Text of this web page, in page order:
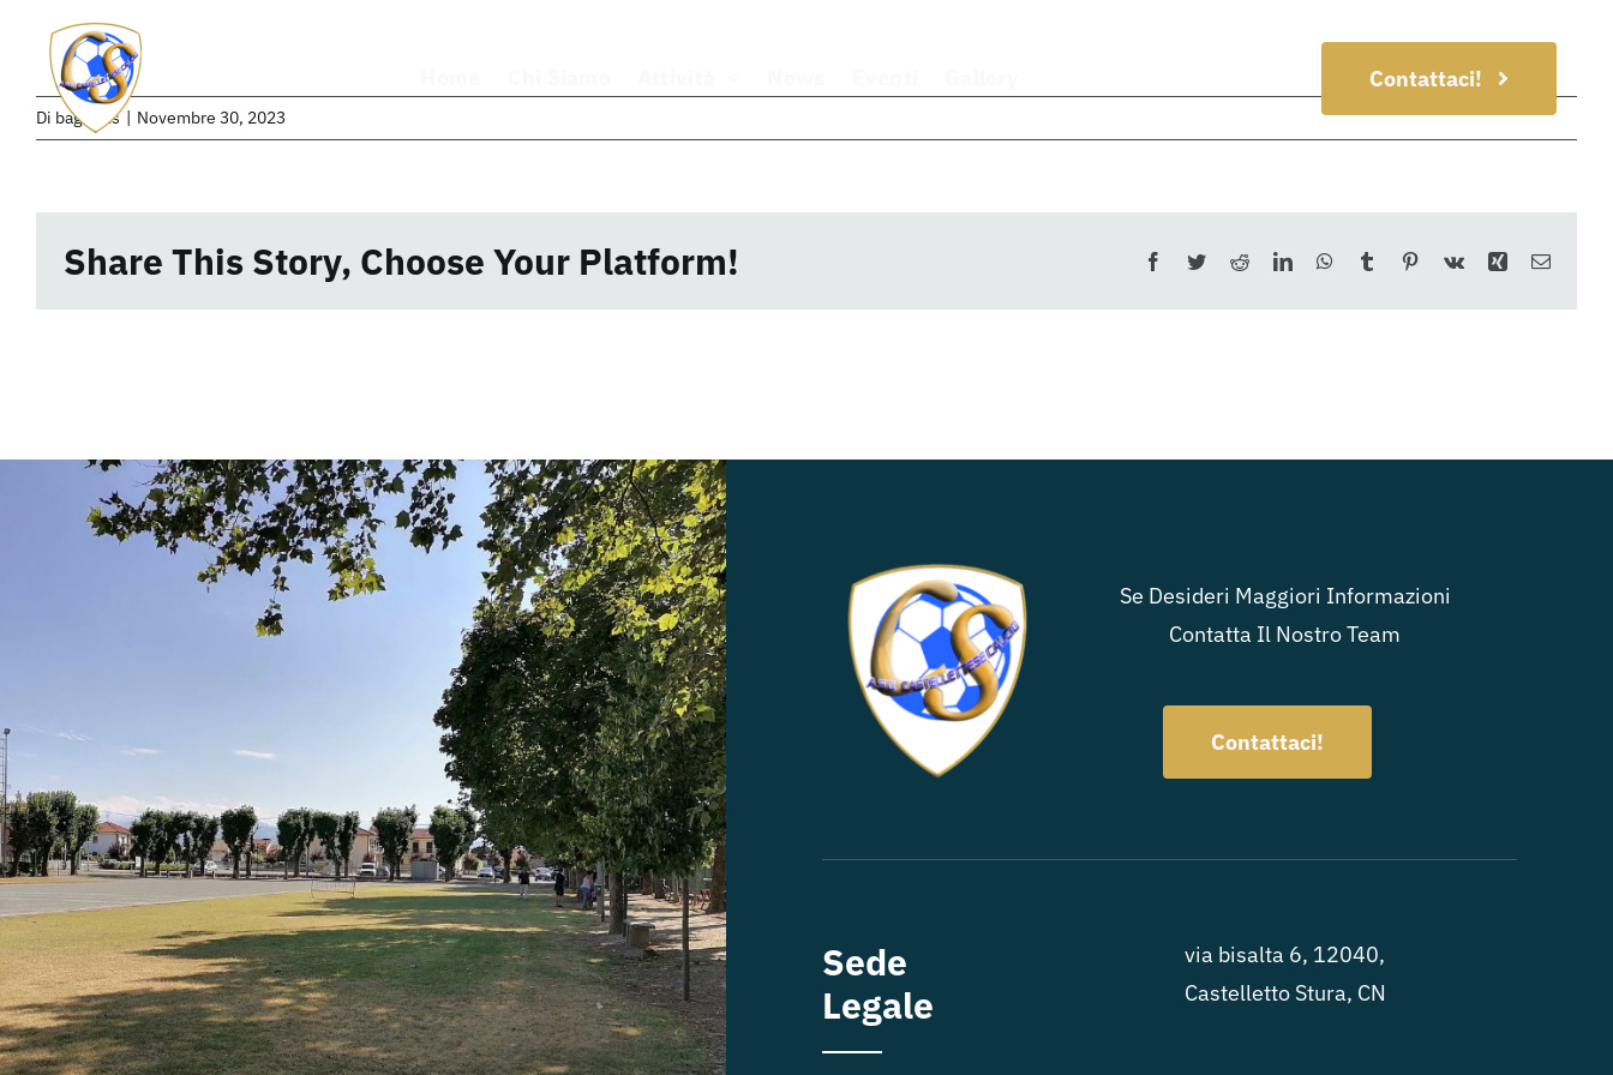
contenuto
Contattaci!
Di bagubits | Novembre 30, 2023
Share This Story, Choose Your Platform! Facebook
TwitterRedditLinkedInWhatsApp
TumblrPinterest
Vk Xing Email
Se Desideri Maggiori Informazioni
Contatta Il Nostro Team
Contattaci!
Sede
Legale
via bisalta 6, 12040,
Castelletto Stura, CN